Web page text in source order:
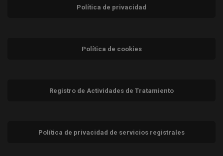
Política de privacidad
Política de cookies
Registro de Actividades de Tratamiento
Política de privacidad de servicios registrales